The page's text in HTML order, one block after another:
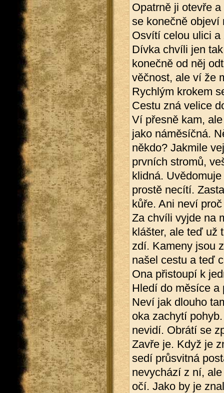
Opatrně ji otevře
se konečně objeví
Osvítí celou ulici a
Dívka chvíli jen
konečně od něj
věčnost, ale ví že
Rychlým krokem
Cestu zná velice
Ví přesně kam,
jako náměsíčná.
někdo? Jakmile
prvních stromů,
klidná.
prostě necítí.
kůře. Ani neví
Za chvíli vyjde na
klášter, ale teď už
zdí. Kameny jsou
našel cestu a teď
Ona přistoupí k
Hledí do měsíce a
Neví jak dlouho
oka zachytí
nevidí. Obrátí se
Zavře je. Když je
sedí průsvitná
nevychází z ní,
očí. Jako by je